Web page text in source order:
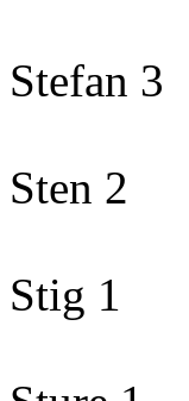
Stefan 3
Sten 2
Stig 1